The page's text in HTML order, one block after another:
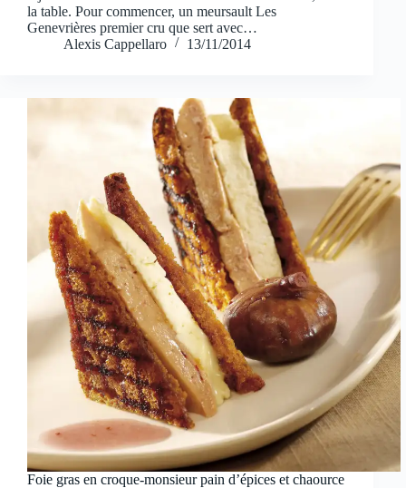
la table. Pour commencer, un meursault Les
Genevrières premier cru que sert avec…
Alexis Cappellaro
13/11/2014
Foie gras en croque-monsieur pain d’épices et chaource